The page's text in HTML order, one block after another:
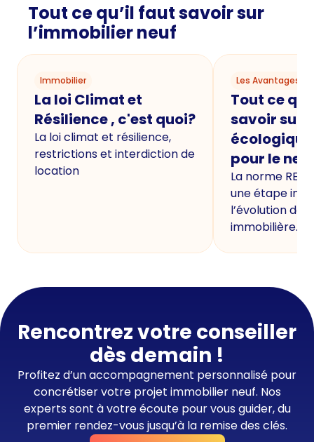
Tout ce qu’il faut savoir sur
l’immobilier neuf
Immobilier
La loi Climat et
Résilience , c'est quoi?
La loi climat et résilience,
restrictions et interdiction de
location
Les Avantages
Tout ce
savoir sur
écologique
pour le
La norme
une étape
l’évolution de
immobilière.
Rencontrez votre conseiller
dès demain !
Profitez d’un accompagnement personnalisé pour
concrétiser votre projet immobilier neuf. Nos
experts sont à votre écoute pour vous guider, du
premier rendez-vous jusqu’à la remise des clés.